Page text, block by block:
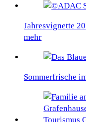
Jahresvignette
mehr
Sommerfrische